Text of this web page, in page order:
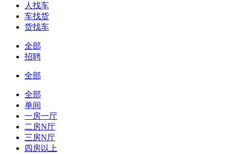
人找车
车找货
货找车
全部
招聘
全部
全部
单间
一房一厅
二房N厅
三房N厅
四房以上